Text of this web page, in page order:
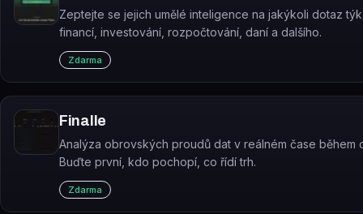
Zeptejte se jejich umělé inteligence na jakýkoli dotaz
financí, investování, rozpočtování, daní a dalšího.
Zdarma
Finalle
Analýza obrovských proudů dat v reálném čase během
Buďte první, kdo pochopí, co řídí trh.
Zdarma